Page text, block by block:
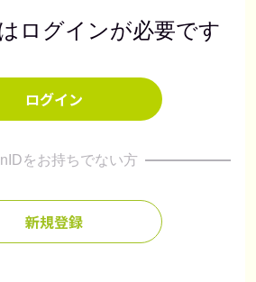
ログインが必要です
ログイン
をお持ちでない方
新規登録